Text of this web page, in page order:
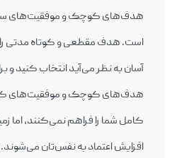
هدف‌های کوچک و موفقیت‌های
است. هدف مقطعی و کوتاه مدتی را
آسان به نظر می‌آید انتخاب کنید و
هدف‌های کوچک و موفقیت‌های
کامل شما را فراهم نمی‌کنند، اما
افزایش اعتماد به نفس‌تان